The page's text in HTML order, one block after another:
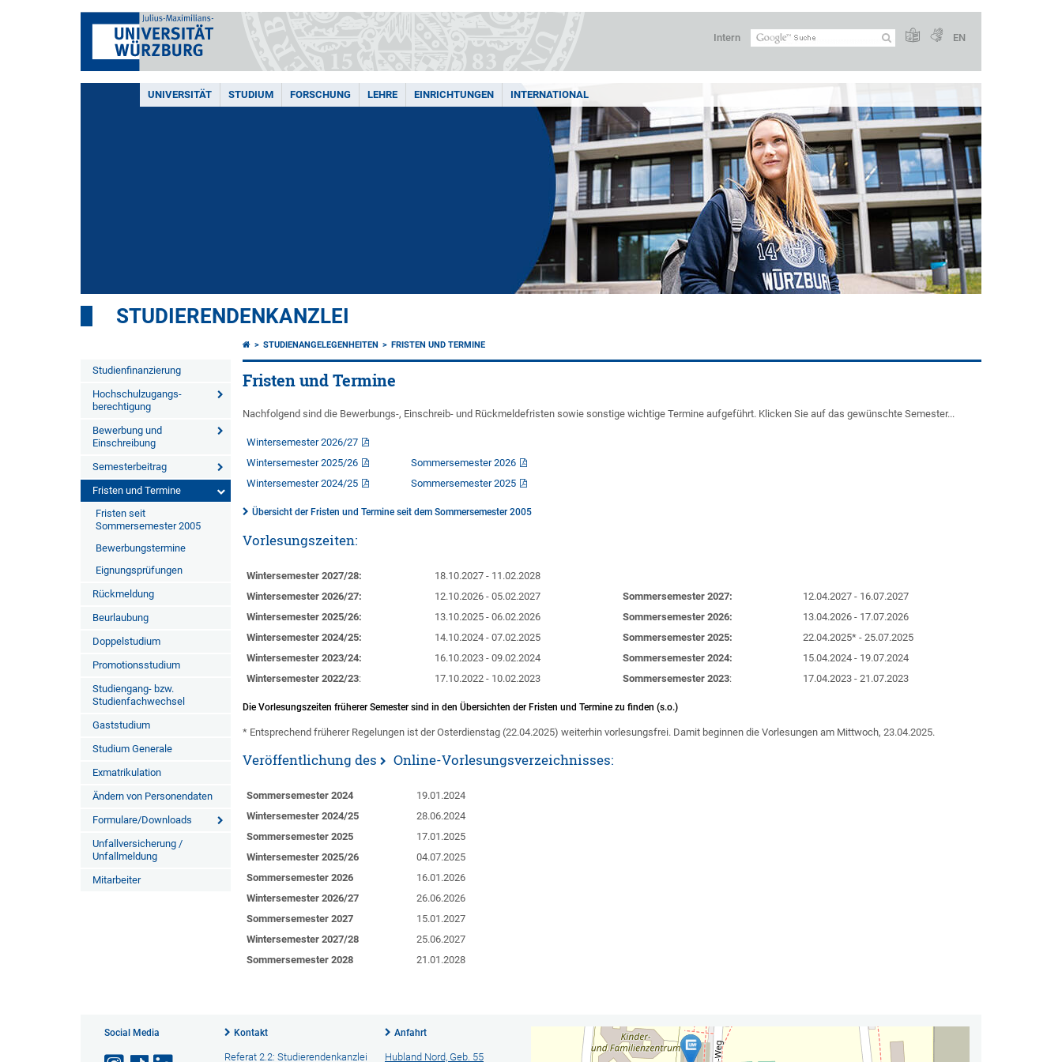
Intern EN
UNIVERSITÄT STUDIUM FORSCHUNG LEHRE EINRICHTUNGEN INTERNATIONAL
STUDIERENDENKANZLEI
Studienfinanzierung
Hochschulzugangs-
berechtigung
Bewerbung und
Einschreibung
Semesterbeitrag
Fristen und Termine
Fristen seit
Sommersemester 2005
Bewerbungstermine
Eignungsprüfungen
Rückmeldung
Beurlaubung
Doppelstudium
Promotionsstudium
Studiengang- bzw.
Studienfachwechsel
Gaststudium
Studium Generale
Exmatrikulation
Ändern von Personendaten
Formulare/Downloads
Unfallversicherung /
Unfallmeldung
Mitarbeiter
STUDIENANGELEGENHEITEN FRISTEN UND TERMINE
Fristen und Termine
Nachfolgend sind die Bewerbungs-, Einschreib- und Rückmeldefristen sowie sonstige wichtige Termine aufgeführt. Klicken Sie auf das gewünschte Semester...
Wintersemester 2026/27
Wintersemester 2025/26
Sommersemester 2026
Wintersemester 2024/25
Sommersemester 2025
Übersicht der Fristen und Termine seit dem Sommersemester 2005
Vorlesungszeiten:
Wintersemester 2027/28:
18.10.2027 - 11.02.2028
Wintersemester 2026/27:
12.10.2026 - 05.02.2027 Sommersemester 2027:
12.04.2027 - 16.07.2027
Wintersemester 2025/26:
13.10.2025 - 06.02.2026 Sommersemester 2026:
13.04.2026 - 17.07.2026
Wintersemester 2024/25:
14.10.2024 - 07.02.2025 Sommersemester 2025:
22.04.2025* - 25.07.2025
Wintersemester 2023/24:
16.10.2023 - 09.02.2024 Sommersemester 2024:
15.04.2024 - 19.07.2024
Wintersemester 2022/23: 17.10.2022 - 10.02.2023 Sommersemester 2023: 17.04.2023 - 21.07.2023
Die Vorlesungszeiten früherer Semester sind in den Übersichten der Fristen und Termine zu finden (s.o.)
* Entsprechend früherer Regelungen ist der Osterdienstag (22.04.2025) weiterhin vorlesungsfrei. Damit beginnen die Vorlesungen am Mittwoch, 23.04.2025.
Veröffentlichung des Online-Vorlesungsverzeichnisses:
Sommersemester 2024
19.01.2024
Wintersemester 2024/25
28.06.2024
Sommersemester 2025
17.01.2025
Wintersemester 2025/26
04.07.2025
Sommersemester 2026
16.01.2026
Wintersemester 2026/27
26.06.2026
Sommersemester 2027
15.01.2027
Wintersemester 2027/28
25.06.2027
Sommersemester 2028
21.01.2028
Social Media Kontakt
Referat 2.2: Studierendenkanzlei
Anfahrt
Hubland Nord, Geb. 55